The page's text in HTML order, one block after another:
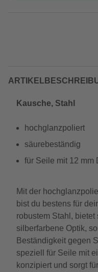
Kausche, Stahl
hochglanzpoliert
säurebeständig
für Seile mit 12 mm
Mit der
bist du bestens für
robustem Stahl,
silberfarbene Optik,
Beständigkeit gegen
speziell für Seile mit
konzipiert und sorgt